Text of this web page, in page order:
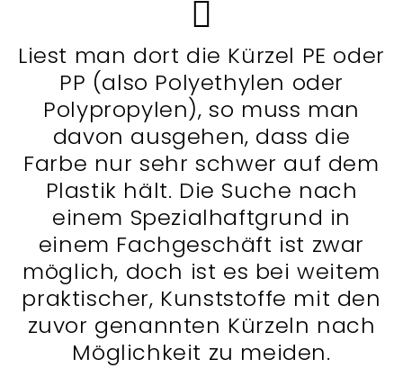
Liest man dort die Kürzel PE oder
PP (also Polyethylen oder
Polypropylen), so muss man
davon ausgehen, dass die
Farbe nur sehr schwer auf dem
Plastik hält. Die Suche nach
einem Spezialhaftgrund in
einem Fachgeschäft ist zwar
möglich, doch ist es bei weitem
praktischer, Kunststoffe mit den
zuvor genannten Kürzeln nach
Möglichkeit zu meiden.